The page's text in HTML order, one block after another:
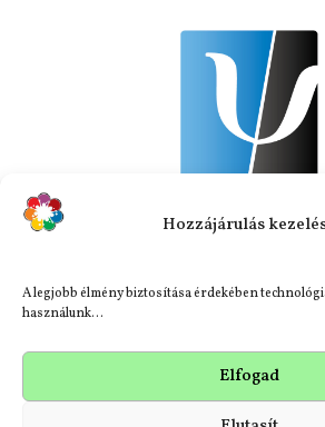
Hozzájárulás
A legjobb élmény biztosítása érdekében
használunk...
Elfogad
Impresszum